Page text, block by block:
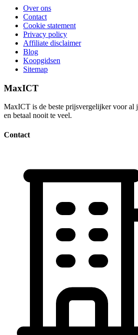
Over ons
Contact
Cookie statement
Privacy policy
Affiliate disclaimer
Blog
Koopgidsen
Sitemap
MaxICT
MaxICT is de beste prijsvergelijker voor al
en betaal nooit te veel.
Contact